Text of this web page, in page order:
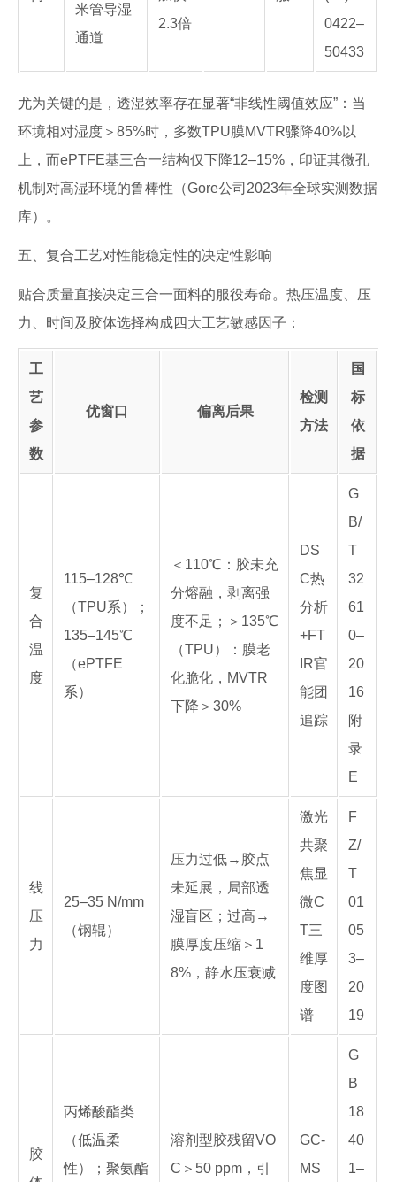
米管导湿
通道
2.3倍
0422–
50433
尤为关键的是，透湿效率存在显著“非线性阈值效应”：当
环境相对湿度＞85%时，多数TPU膜MVTR骤降40%以
上，而ePTFE基三合一结构仅下降12–15%，印证其微孔
机制对高湿环境的鲁棒性（Gore公司2023年全球实测数据
库）。
五、复合工艺对性能稳定性的决定性影响
贴合质量直接决定三合一面料的服役寿命。热压温度、压
力、时间及胶体选择构成四大工艺敏感因子：
工
艺
参
数
优窗口 偏离后果
检测
方法
国
标
依
据
复
合
温
度
115–128℃
（TPU系）；
135–145℃
（ePTFE
系）
＜110℃：胶未充
分熔融，剥离强
度不足；＞135℃
（TPU）：膜老
化脆化，MVTR
下降＞30%
DS
C热
分析
+FT
IR官
能团
追踪
G
B/
T
32
61
0–
20
16
附
录
E
线
压
力
25–35 N/mm
（钢辊）
压力过低→胶点
未延展，局部透
湿盲区；过高→
膜厚度压缩＞1
8%，静水压衰减
激光
共聚
焦显
微C
T三
维厚
度图
谱
F
Z/
T
01
05
3–
20
19
胶
丙烯酸酯类
（低温柔
性）；聚氨酯
溶剂型胶残留VO
C＞50 ppm，引
GC-
MS
G
B
18
40
1–